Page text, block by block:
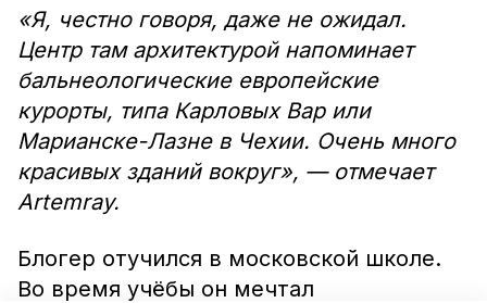
«Я, честно говоря, даже не ожидал.
Центр там архитектурой напоминает
бальнеологические европейские
курорты, типа Карловых Вар или
Марианске-Лазне в Чехии. Очень много
красивых зданий вокруг», — отмечает
Artemray.
Блогер отучился в московской школе.
Во время учёбы он мечтал